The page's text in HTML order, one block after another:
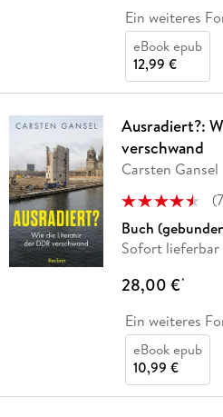
Ein weiteres
eBook epub
12,99 €
Ausradiert?:
verschwand
Carsten Gansel
(7
Buch
Sofort lieferbar
28,00 €*
Ein weiteres
eBook epub
10,99 €